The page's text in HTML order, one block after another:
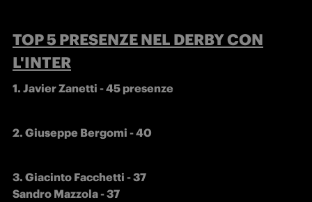
TOP 5 PRESENZE NEL DERBY CON
L'INTER
1. Javier Zanetti - 45 presenze
2. Giuseppe Bergomi - 40
3. Giacinto Facchetti - 37
Sandro Mazzola - 37